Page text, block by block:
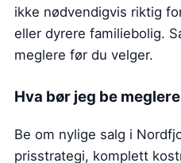
ikke nødvendigvis riktig
eller dyrere familiebolig.
meglere før du velger.
Hva bør jeg be
Be om nylige salg i
prisstrategi, komplett